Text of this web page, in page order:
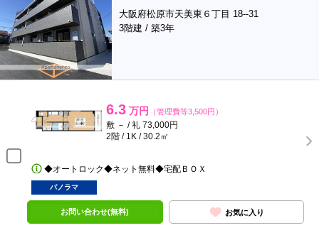
大阪府松原市天美東６丁目 18--31
3階建 / 築3年
6.3 万円 （管理費等3,500円）
敷 － / 礼 73,000円
2階 / 1K / 30.2㎡
◆オートロック◆ネット無料◆宅配ＢＯＸ
パノラマ
お問い合わせ(無料) お気に入り